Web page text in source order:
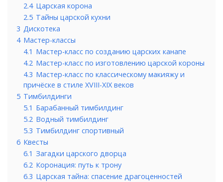
2.4 Царская корона
2.5 Тайны царской кухни
3 Дискотека
4 Мастер-классы
4.1 Мастер-класс по созданию царских канапе
4.2 Мастер-класс по изготовлению царской короны
4.3 Мастер-класс по классическому макияжу и
причёске в стиле XVIII-XIX веков
5 Тимбилдинги
5.1 Барабанный тимбилдинг
5.2 Водный тимбилдинг
5.3 Тимбилдинг спортивный
6 Квесты
6.1 Загадки царского дворца
6.2 Коронация: путь к трону
6.3 Царская тайна: спасение драгоценностей